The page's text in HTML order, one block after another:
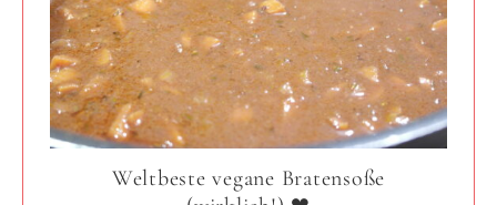
Weltbeste vegane Bratensoße